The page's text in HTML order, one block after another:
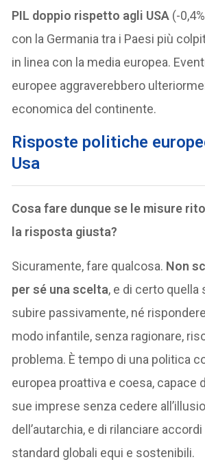
PIL doppio rispetto agli USA (-
con la Germania tra i Paesi più
in linea con la media europea.
europee aggraverebbero
economica del continente.
Risposte politiche
Usa
Cosa fare dunque se le misure
la risposta giusta?
Sicuramente, fare qualcosa. Non
per sé una scelta, e di certo quella
subire passivamente, né
modo infantile, senza ragionare,
problema. È tempo di una politica
europea proattiva e coesa, capace
sue imprese senza cedere
dell’autarchia, e di rilanciare
standard globali equi e sostenibili.